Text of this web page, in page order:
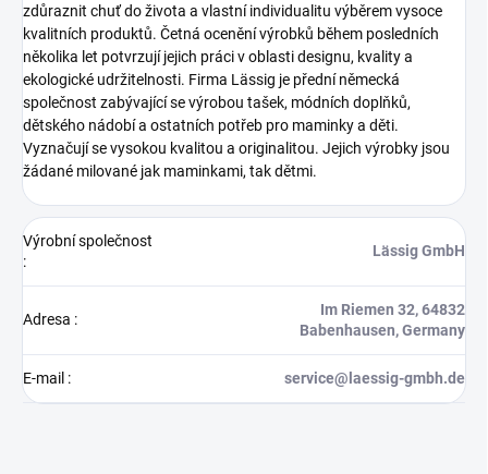
zdůraznit chuť do života a vlastní individualitu výběrem vysoce
kvalitních produktů. Četná ocenění výrobků během posledních
několika let potvrzují jejich práci v oblasti designu, kvality a
ekologické udržitelnosti. Firma Lässig je přední německá
společnost zabývající se výrobou tašek, módních doplňků,
dětského nádobí a ostatních potřeb pro maminky a děti.
Vyznačují se vysokou kvalitou a originalitou. Jejich výrobky jsou
žádané milované jak maminkami, tak dětmi.
Výrobní společnost
:
Lässig GmbH
Adresa :
Im Riemen 32, 64832
Babenhausen, Germany
E-mail : service@laessig-gmbh.de